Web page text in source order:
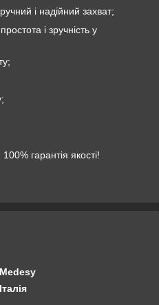
і надійний захват;
і зручність у
гарантія якості!
Medesy
Італія